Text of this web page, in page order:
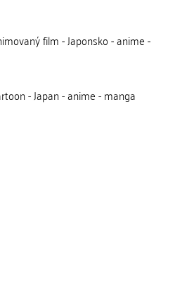
film - Japonsko - anime -
- Japan - anime - manga